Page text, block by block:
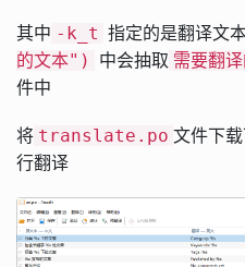
其中 -k_t 指定的是翻译文
的文本")
中会抽取 需要翻
件中
将 translate.po 文件下
行翻译